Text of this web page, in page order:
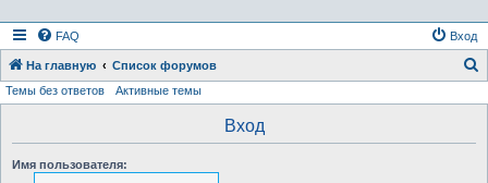
FAQ Вход
На главную Список форумов
Темы без ответов Активные темы
Вход
Имя пользователя: